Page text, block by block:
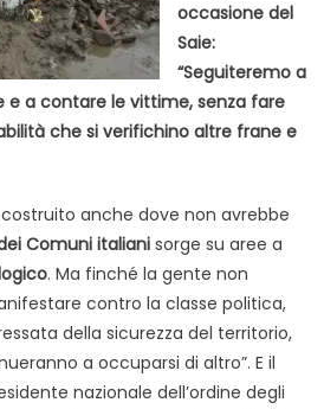
occasione del
Saie:
“Seguiteremo a
e a contare le vittime, senza fare
che si verifichino altre frane e
costruito anche dove non avrebbe
dei Comuni italianisorge su aree a
. Ma finché la gente non
contro la classe politica,
della sicurezza del territorio,
a occuparsi di altro”. E il
nazionale dell’ordine degli